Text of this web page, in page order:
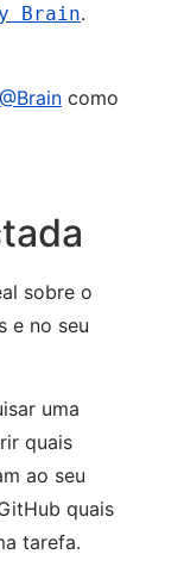
Brain.
como
sobre o
e no seu
uma
quais
ao seu
quais
tarefa.